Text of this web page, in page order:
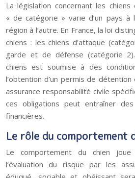
La législation concernant les
« de catégorie » varie d’un pays à
région à l’autre. En France, la loi
chiens : les chiens d’attaque
garde et de défense (catégorie
chiens est soumise à des
l’obtention d’un permis de détention
assurance responsabilité civile
ces obligations peut entraîner
financières.
Le rôle du comportement
Le comportement du chien
l’évaluation du risque par les